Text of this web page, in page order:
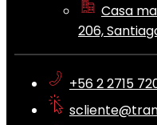
Casa
206,
+56 2 2715